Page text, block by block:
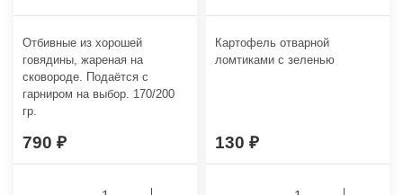
Отбивные из хорошей
говядины, жареная на
сковороде. Подаётся с
гарниром на выбор. 170/200
гр.
790
Картофель отварной
ломтиками с зеленью
130